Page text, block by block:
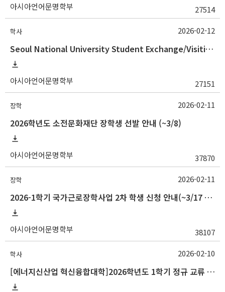
아시아언어문명학부 27514
학사
Seoul National University Student Exchange/Visiting Program Guideline (Fall 2026 Admission) / 2026학년도 2학기 국제교환방문학생 프로그램 선발 절차 안
아시아언어문명학부 27151
2026-02-12
장학
2026학년도 소전문화재단 장학생 선발 안내 (~3/8)
아시아언어문명학부 37870
2026-02-11
장학
2026-1학기 국가근로장학사업 2차 학생 신청 안내(~3/17 18:00)
아시아언어문명학부 38107
2026-02-11
학사
[에너지신산업 혁신융합대학]2026학년도 1학기 정규 교류 수학 안내(경남정보대)
2026-02-10